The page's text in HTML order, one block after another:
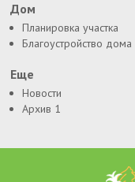
Дом
Планировка участка
Благоустройство дома
Еще
Новости
Архив 1